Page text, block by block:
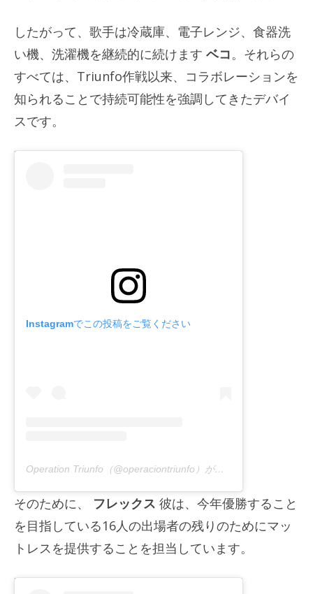
したがって、歌手は冷蔵庫、電子レンジ、食器洗
い機、洗濯機を継続的に続けます ベコ。それらの
すべては、Triunfo作戦以来、コラボレーションを
知られることで持続可能性を強調してきたデバイ
スです。
Instagramでこの投稿をご覧ください
Operation Triunfo（@operaciontriunfo）が共有する出版物
そのために、 フレックス 彼は、今年優勝すること
を目指している16人の出場者の残りのためにマッ
トレスを提供することを担当しています。